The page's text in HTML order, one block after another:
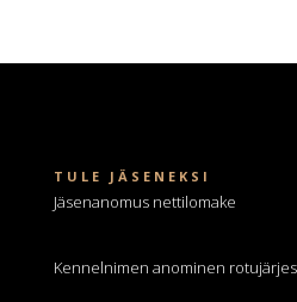
TULE JÄSENEKSI
Jäsenanomus nettilomake
Kennelnimen anominen